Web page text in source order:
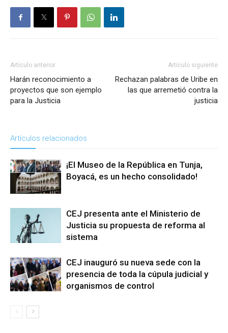
Artículo anterior
Harán reconocimiento a
proyectos que son ejemplo
para la Justicia
Artículo siguiente
Rechazan palabras de Uribe en
las que arremetió contra la
justicia
Artículos relacionados
¡El Museo de la República en Tunja,
Boyacá, es un hecho consolidado!
CEJ presenta ante el Ministerio de
Justicia su propuesta de reforma al
sistema
CEJ inauguró su nueva sede con la
presencia de toda la cúpula judicial y
organismos de control